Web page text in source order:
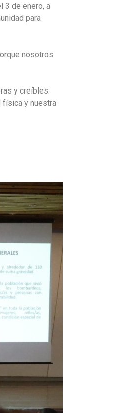
3 de enero, a
para
nosotros
y creíbles.
física y nuestra